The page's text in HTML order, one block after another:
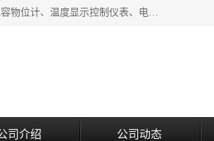
河南新瑞普测控技术有限公司主营：压力变送器、液位变送器、差压变送器、雷达料位计、电容物位计、温度显示控制仪表、电量变送器、流量计、工业自动化系统成套设备。
司介绍 公司动态